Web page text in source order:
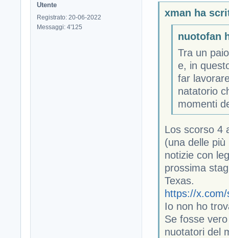
Utente
Registrato: 20-06-2022
Messaggi: 4'125
xman ha
nuotofan
Tra un
e, in
far
natatorio
momenti
Los scorso 4
(una delle
notizie con
prossima
Texas.
https://
Io non ho
Se fosse
nuotatori del